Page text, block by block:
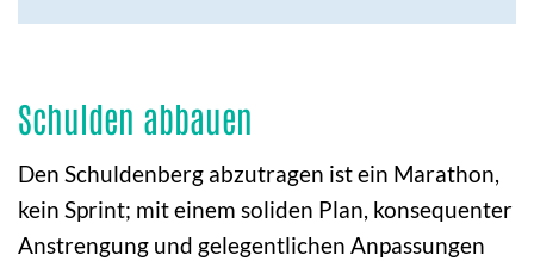
Schulden abbauen
Den Schuldenberg abzutragen ist ein Marathon,
kein Sprint; mit einem soliden Plan, konsequenter
Anstrengung und gelegentlichen Anpassungen